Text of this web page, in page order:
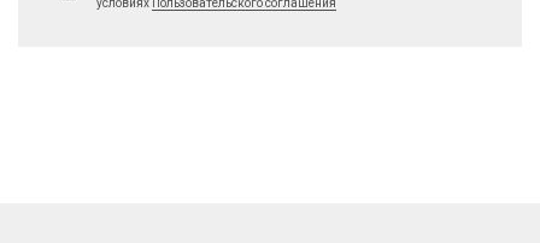
условиях Пользовательского соглашения